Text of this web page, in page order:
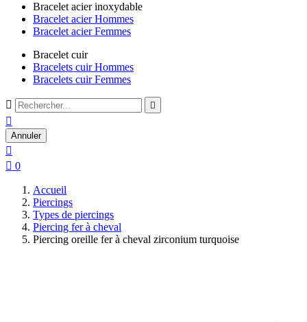
Bracelet acier inoxydable
Bracelet acier Hommes
Bracelet acier Femmes
Bracelet cuir
Bracelets cuir Hommes
Bracelets cuir Femmes
 

Annuler

 0
Accueil
Piercings
Types de piercings
Piercing fer à cheval
Piercing oreille fer à cheval zirconium turquoise